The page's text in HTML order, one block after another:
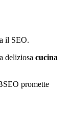
il SEO.
deliziosa cucina
promette